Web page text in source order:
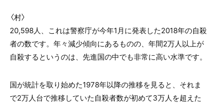
〈村〉
20,598人、これは警察庁が今年1月に発表した2018年の自殺
者の数です。年々減少傾向にあるものの、年間2万人以上が
自殺するというのは、先進国の中でも非常に高い水準です。
国が統計を取り始めた1978年以降の推移を見ると、それま
で2万人台で推移していた自殺者数が初めて3万人を超えた